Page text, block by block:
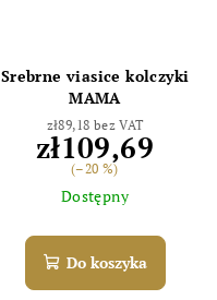
Srebrne viasice kolczyki
MAMA
zł89,18 bez VAT
zł109,69
(–20 %)
Dostępny
Do koszyka